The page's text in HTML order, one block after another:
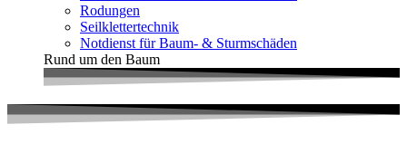
Rodungen
Seilklettertechnik
Notdienst für Baum- & Sturmschäden
Rund um den Baum